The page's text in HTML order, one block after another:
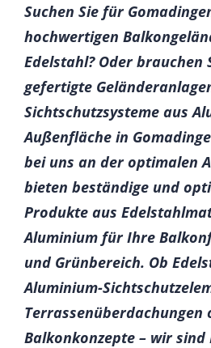
Suchen Sie für
hochwertigen
Edelstahl? Oder brauchen
gefertigte
Sichtschutzsysteme aus
Außenfläche in
bei uns an der optimalen
bieten beständige und
Produkte aus
Aluminium für Ihre
und Grünbereich. Ob
Aluminium-
Terrassenüberdachungen
Balkonkonzepte – wir